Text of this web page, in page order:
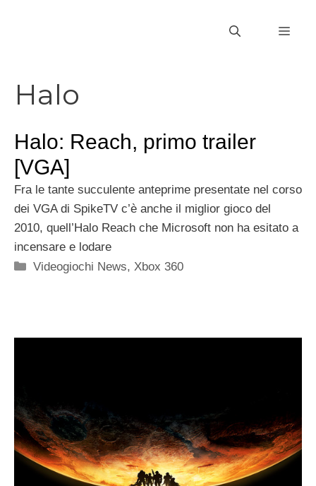
Halo
Halo: Reach, primo trailer
[VGA]
Fra le tante succulente anteprime presentate nel corso
dei VGA di SpikeTV c’è anche il miglior gioco del
2010, quell’Halo Reach che Microsoft non ha esitato a
incensare e lodare
Categorie
Videogiochi News,Xbox 360